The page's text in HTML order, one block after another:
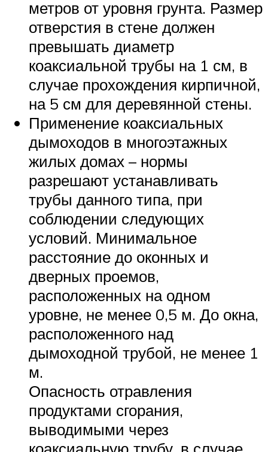
метров от уровня грунта. Размер
отверстия в стене должен
превышать диаметр
коаксиальной трубы на 1 см, в
случае прохождения кирпичной,
на 5 см для деревянной стены.
Применение коаксиальных
дымоходов в многоэтажных
жилых домах – нормы
разрешают устанавливать
трубы данного типа, при
соблюдении следующих
условий. Минимальное
расстояние до оконных и
дверных проемов,
расположенных на одном
уровне, не менее 0,5 м. До окна,
расположенного над
дымоходной трубой, не менее 1
м.
Опасность отравления
продуктами сгорания,
выводимыми через